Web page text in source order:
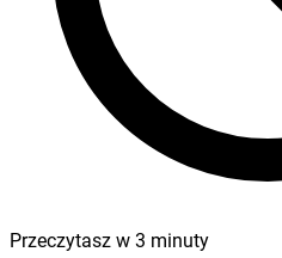
Przeczytasz w 3 minuty